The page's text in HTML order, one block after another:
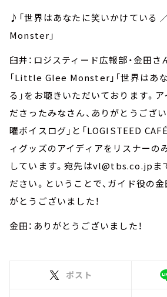
♪「世界はあなたに笑いかけてい
Monster」
臼井：ロジスティード広報部・金田
「Little Glee Monster」「世界はあ
る」をお聴きいただいております。
ださったみなさん、ありがとうござ
曜ボイスログ」と「LOGISTEED
ィグッズのアイディアをリスナーの
しています。宛先はvl@tbs.co.jpま
ださい。ということで、ガイド役の金
がとうございました！
金田：ありがとうございました！
ポスト